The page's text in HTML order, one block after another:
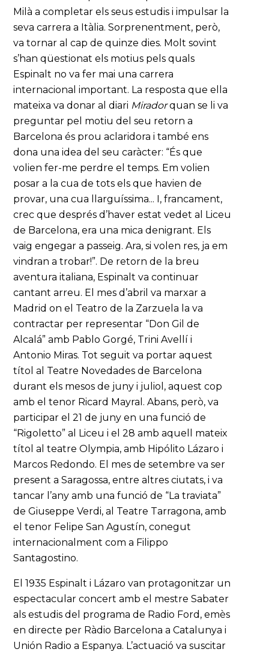
Milà a completar els seus estudis i impulsar la
seva carrera a Itàlia. Sorprenentment, però,
va tornar al cap de quinze dies. Molt sovint
s’han qüestionat els motius pels quals
Espinalt no va fer mai una carrera
internacional important. La resposta que ella
mateixa va donar al diari Miradorquan se li va
preguntar pel motiu del seu retorn a
Barcelona és prou aclaridora i també ens
dona una idea del seu caràcter: “És que
volien fer-me perdre el temps. Em volien
posar a la cua de tots els que havien de
provar, una cua llarguíssima... I, francament,
crec que després d’haver estat vedet al Liceu
de Barcelona, era una mica denigrant. Els
vaig engegar a passeig. Ara, si volen res, ja em
vindran a trobar!”. De retorn de la breu
aventura italiana, Espinalt va continuar
cantant arreu. El mes d’abril va marxar a
Madrid on el Teatro de la Zarzuela la va
contractar per representar “Don Gil de
Alcalá” amb Pablo Gorgé, Trini Avellí i
Antonio Miras. Tot seguit va portar aquest
títol al Teatre Novedades de Barcelona
durant els mesos de juny i juliol, aquest cop
amb el tenor Ricard Mayral. Abans, però, va
participar el 21 de juny en una funció de
“Rigoletto” al Liceu i el 28 amb aquell mateix
títol al teatre Olympia, amb Hipólito Lázaro i
Marcos Redondo. El mes de setembre va ser
present a Saragossa, entre altres ciutats, i va
tancar l’any amb una funció de “La traviata”
de Giuseppe Verdi, al Teatre Tarragona, amb
el tenor Felipe San Agustín, conegut
internacionalment com a Filippo
Santagostino.
El 1935 Espinalt i Lázaro van protagonitzar un
espectacular concert amb el mestre Sabater
als estudis del programa de Radio Ford, emès
en directe per Ràdio Barcelona a Catalunya i
Unión Radio a Espanya. L’actuació va suscitar